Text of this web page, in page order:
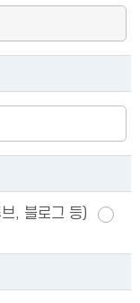
, 블로그 등)